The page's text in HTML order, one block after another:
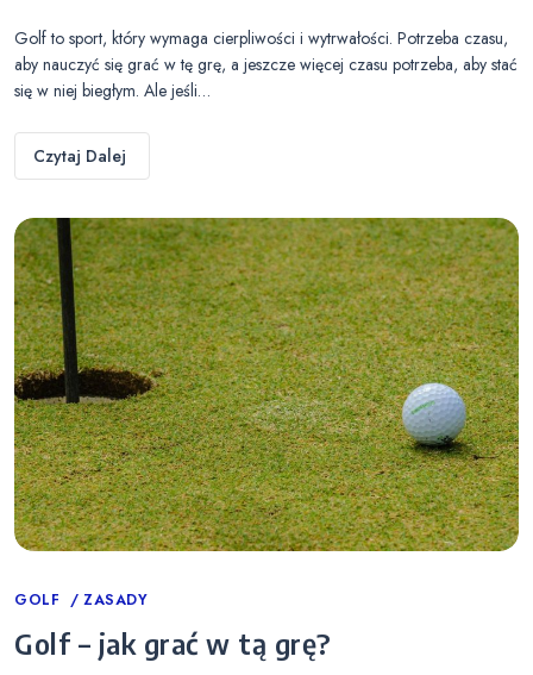
Golf to sport, który wymaga cierpliwości i wytrwałości. Potrzeba czasu,
aby nauczyć się grać w tę grę, a jeszcze więcej czasu potrzeba, aby stać
się w niej biegłym. Ale jeśli…
Czytaj Dalej
Categories
GOLF ZASADY
Golf – jak grać w tą grę?